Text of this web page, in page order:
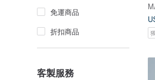
免運商品
折扣商品
客製服務